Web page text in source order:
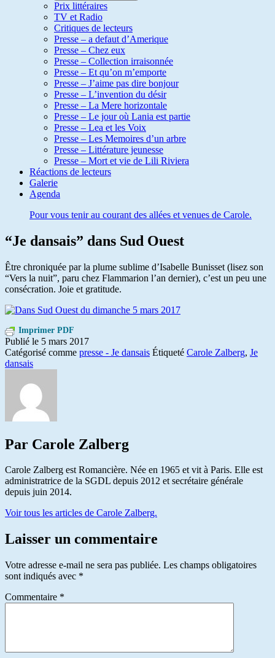
Prix littéraires
TV et Radio
Critiques de lecteurs
Presse – a defaut d’Amerique
Presse – Chez eux
Presse – Collection irraisonnée
Presse – Et qu’on m’emporte
Presse – J’aime pas dire bonjour
Presse – L’invention du désir
Presse – La Mere horizontale
Presse – Le jour où Lania est partie
Presse – Lea et les Voix
Presse – Les Memoires d’un arbre
Presse – Littérature jeunesse
Presse – Mort et vie de Lili Riviera
Réactions de lecteurs
Galerie
Agenda
Pour vous tenir au courant des allées et venues de Carole.
“Je dansais” dans Sud Ouest
Être chroniquée par la plume sublime d’Isabelle Bunisset (lisez son
“Vers la nuit”, paru chez Flammarion l’an dernier), c’est un peu une
consécration. Joie et gratitude.
Imprimer PDF
Publié le 5 mars 2017
Catégorisé comme presse - Je dansais Étiqueté Carole Zalberg, Je
dansais
Par Carole Zalberg
Carole Zalberg est Romancière. Née en 1965 et vit à Paris. Elle est
administratrice de la SGDL depuis 2012 et secrétaire générale
depuis juin 2014.
Voir tous les articles de Carole Zalberg.
Laisser un commentaire
Votre adresse e-mail ne sera pas publiée. Les champs obligatoires
sont indiqués avec *
Commentaire *